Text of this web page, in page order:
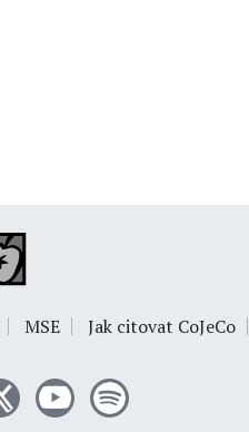
MSE Jak citovat CoJeCo